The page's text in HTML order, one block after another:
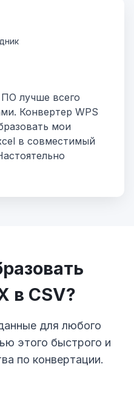
лучше всего
Конвертер WPS
мои
в совместимый
в CSV?
для любого
этого быстрого и
по конвертации.